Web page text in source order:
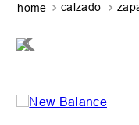
calzado
3.
5. zapatillas adidas